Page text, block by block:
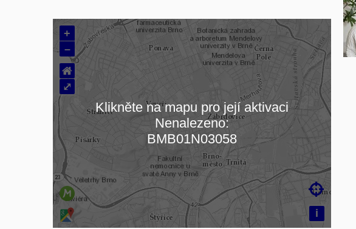
Načítám mapu…
+
–
i

⌂
⤢
Klikněte na mapu pro její aktivaci
Nenalezeno:
BMB01N03058